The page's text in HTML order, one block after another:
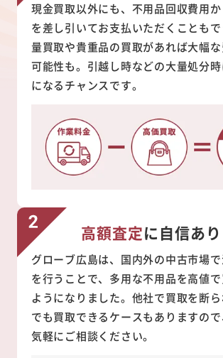
現金買取以外にも、不用品回収費用
を差し引いてお支払いただくことも
量買取や貴重品の買取があれば大幅
可能性も。引越し時などの大量処分
になるチャンスです。
高額査定に自信あり
グローブ広島は、国内外の中古市場
を行うことで、多用な不用品を高値
ようになりました。他社で買取を断
でも買取できるケースもありますの
気軽にご相談ください。